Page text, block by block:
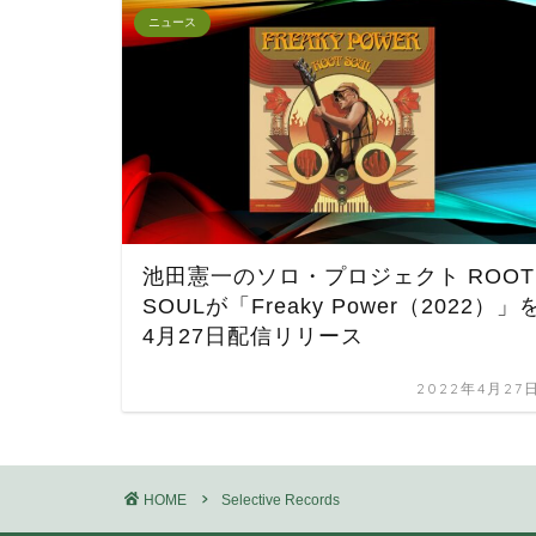
ニュース
池田憲一のソロ・プロジェクト ROOT
SOULが「Freaky Power（2022）」
4月27日配信リリース
2022年4月27
HOME Selective Records